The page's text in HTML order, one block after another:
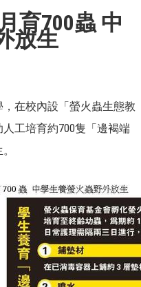
育700蟲 中
放生
在校內設「螢火蟲生態教
工培育約700隻「邊褐端